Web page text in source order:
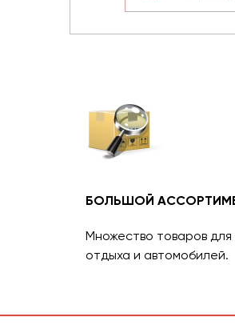
БОЛЬШОЙ
Множество товаров для
отдыха и автомобилей.